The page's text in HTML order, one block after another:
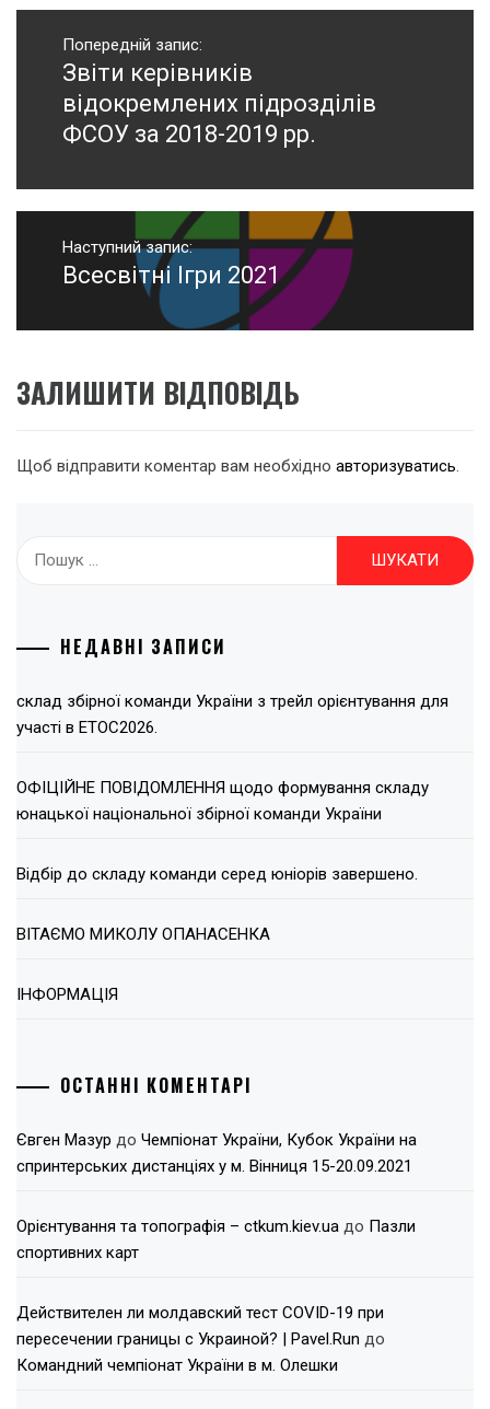
Навігація
записів
Попередній запис:
Попередній
запис:
Звіти керівників
відокремлених підрозділів
ФСОУ за 2018-2019 рр.
Наступний запис:
Наступний
Всесвітні Ігри 2021
ЗАЛИШИТИ ВІДПОВІДЬ
Щоб відправити коментар вам необхідно авторизуватись
НЕДАВНІ ЗАПИСИ
склад збірної команди України з трейл орієнтування для
участі в ЕТОС2026.
ОФІЦІЙНЕ ПОВІДОМЛЕННЯ щодо формування складу
юнацької національної збірної команди України
Відбір до складу команди серед юніорів завершено.
ВІТАЄМО МИКОЛУ ОПАНАСЕНКА
ІНФОРМАЦІЯ
ОСТАННІ КОМЕНТАРІ
Євген Мазур до Чемпіонат України, Кубок України на
спринтерських дистанціях у м. Вінниця 15-20.09.2021
Орієнтування та топографія – ctkum.kiev.ua до Пазли
спортивних карт
Действителен ли молдавский тест COVID-19 при
пересечении границы с Украиной? | Pavel.Run до
Командний чемпіонат України в м. Олешки